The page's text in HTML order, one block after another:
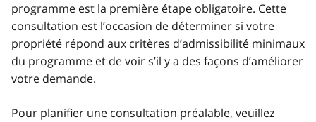
programme est la première étape obligatoire. Cette
consultation est l’occasion de déterminer si votre
propriété répond aux critères d’admissibilité minimaux
du programme et de voir s’il y a des façons d’améliorer
votre demande.
Pour planifier une consultation préalable, veuillez